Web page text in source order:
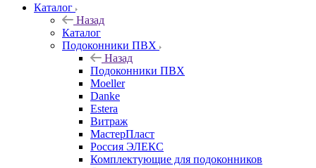
Каталог
Назад
Каталог
Подоконники ПВХ
Назад
Подоконники ПВХ
Moeller
Danke
Estera
Витраж
МастерПласт
Россия ЭЛЕКС
Комплектующие для подоконников